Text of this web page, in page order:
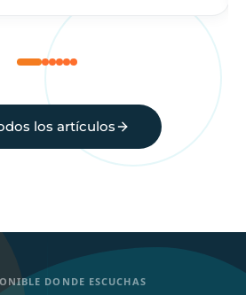
los artículos
DONDE ESCUCHAS